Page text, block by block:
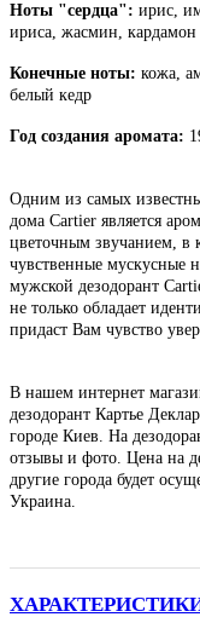
Ноты "сердца": ирис,
ириса, жасмин, кардамон
Конечные ноты: кожа,
белый кедр
Год создания аромата:
Одним из самых
дома Cartier является
цветочным звучанием, в
чувственные мускусные
мужской дезодорант
не только обладает
придаст Вам чувство
В нашем интернет
дезодорант Картье
городе Киев. На
отзывы и фото. Цена на
другие города будет
Украина.